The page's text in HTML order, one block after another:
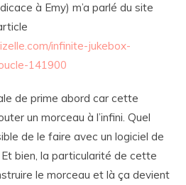
à Emy) m’a parlé du site
infinite-jukebox-
141900
de prime abord car cette
un morceau à l’infini. Quel
de le faire avec un logiciel de
bien, la particularité de cette
le morceau et là ça devient